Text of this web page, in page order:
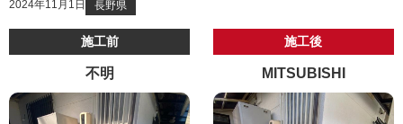
2024年11月1日 長野県
施工前
不明
施工後
MITSUBISHI